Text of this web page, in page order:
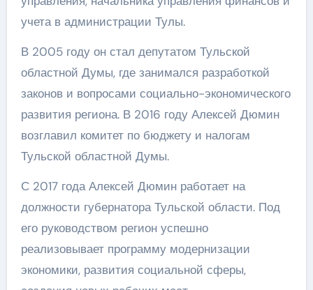
учета в администрации Тулы.
В 2005 году он стал депутатом Тульской
областной Думы, где занимался разработкой
законов и вопросами социально-экономического
развития региона. В 2016 году Алексей Дюмин
возглавил комитет по бюджету и налогам
Тульской областной Думы.
С 2017 года Алексей Дюмин работает на
должности губернатора Тульской области. Под
его руководством регион успешно
реализовывает программу модернизации
экономики, развития социальной сферы,